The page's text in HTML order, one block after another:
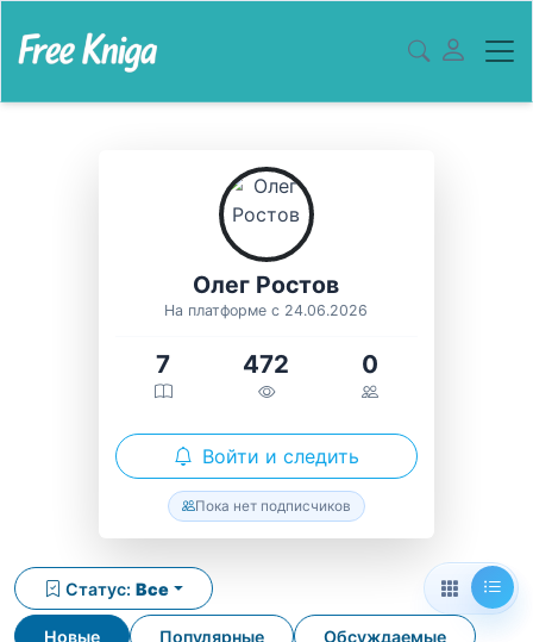
Олег Ростов
На платформе с 24.06.2026
7 472 0
Войти и следить
Пока нет подписчиков
Новые Популярные Обсуждаемые
Статус: Все